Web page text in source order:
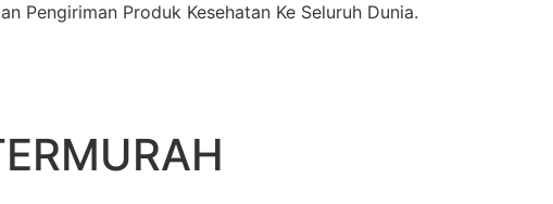
Pengiriman Produk Kesehatan Ke Seluruh Dunia.